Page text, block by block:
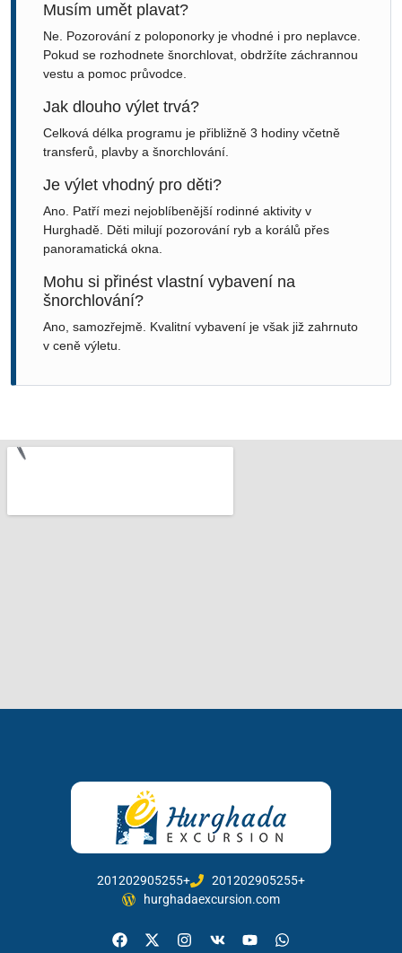
Musím umět plavat?
Ne. Pozorování z poloponorky je vhodné i pro neplavce.
Pokud se rozhodnete šnorchlovat, obdržíte záchrannou
vestu a pomoc průvodce.
Jak dlouho výlet trvá?
Celková délka programu je přibližně 3 hodiny včetně
transferů, plavby a šnorchlování.
Je výlet vhodný pro děti?
Ano. Patří mezi nejoblíbenější rodinné aktivity v
Hurghadě. Děti milují pozorování ryb a korálů přes
panoramatická okna.
Mohu si přinést vlastní vybavení na
šnorchlování?
Ano, samozřejmě. Kvalitní vybavení je však již zahrnuto
v ceně výletu.
201202905255+
201202905255+
hurghadaexcursion.com